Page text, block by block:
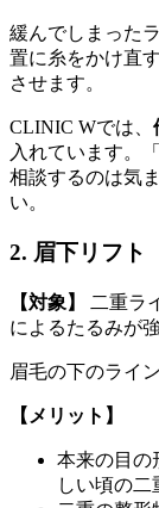
緩んでしまった
置に糸をかけ直
させます。
CLINIC Wでは、
入れています。
相談するのは気
い。
2. 眉下リフト
【対象】
二重ラ
によるたるみが
眉毛の下のライ
【メリット】
本来の目の
しい頃の二